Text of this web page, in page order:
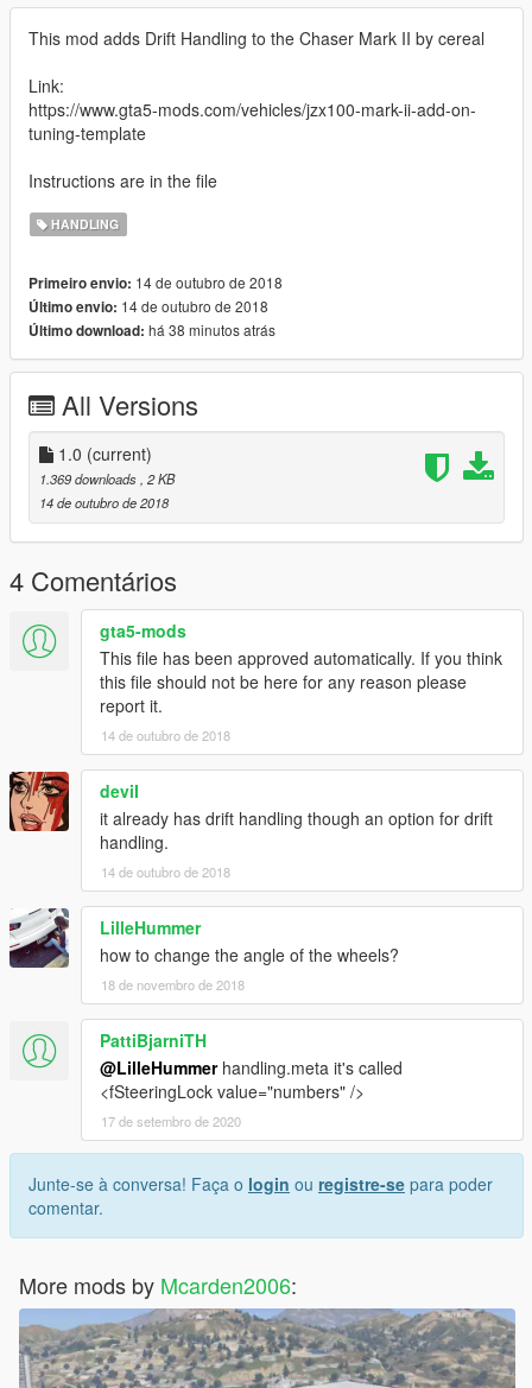
This mod adds Drift Handling to the Chaser Mark II by cereal
Link:
https://www.gta5-mods.com/vehicles/jzx100-mark-ii-add-on-
tuning-template
Instructions are in the file
HANDLING
Primeiro envio: 14 de outubro de 2018
Último envio: 14 de outubro de 2018
Último download: há 38 minutos atrás
All Versions
1.0 (current)
1.369 downloads , 2 KB
14 de outubro de 2018
4 Comentários
gta5-mods
This file has been approved automatically. If you think
this file should not be here for any reason please
report it.
14 de outubro de 2018
deviI
it already has drift handling though an option for drift
handling.
14 de outubro de 2018
LilleHummer
how to change the angle of the wheels?
18 de novembro de 2018
PattiBjarniTH
@LilleHummerhandling.meta it's called
<fSteeringLock value="numbers" />
17 de setembro de 2020
Junte-se à conversa! Faça o login ou registre-se para poder
comentar.
More mods by Mcarden2006: